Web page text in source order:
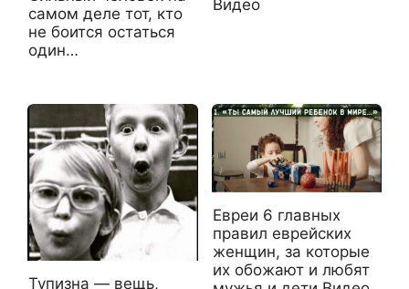
самом деле тот, кто
не боится остаться
один…
Видео
Тупизна — вещь,
Евреи 6 главных
правил еврейских
женщин, за которые
их обожают и любят